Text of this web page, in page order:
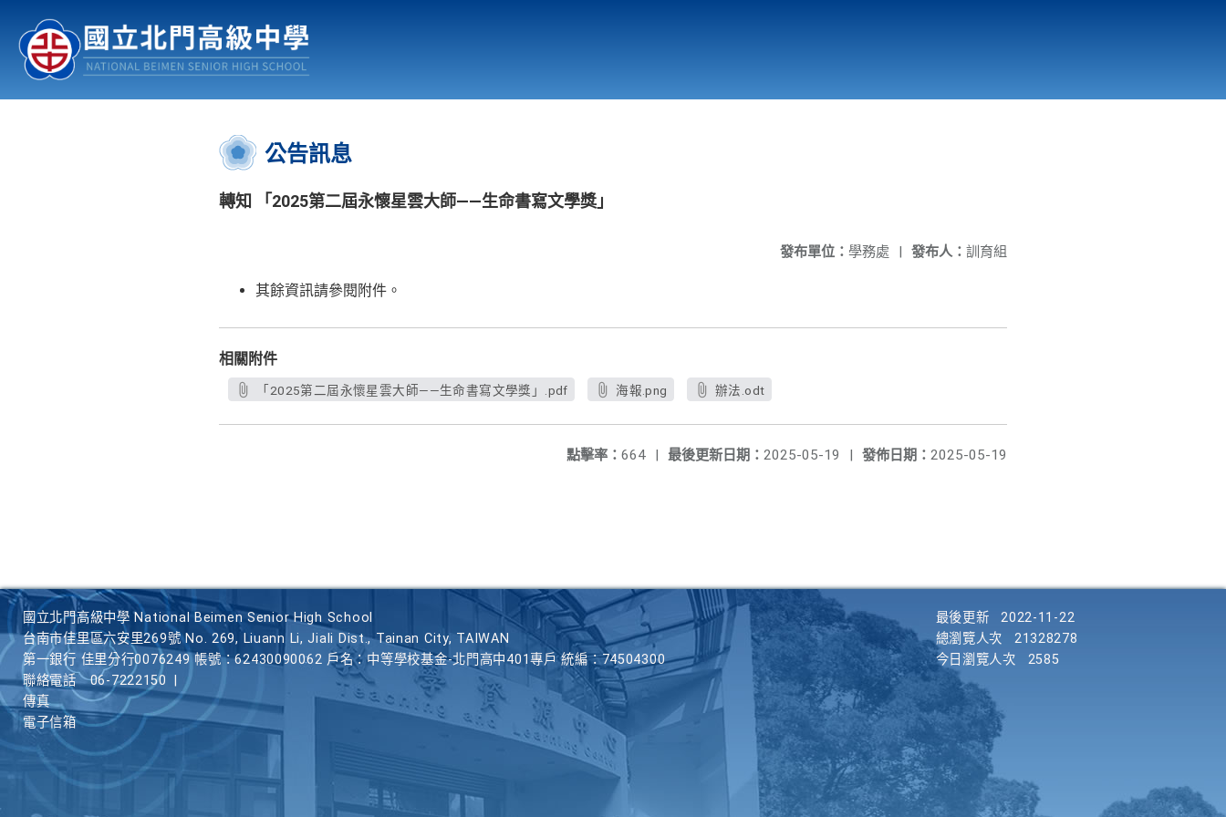
認識北中 行事曆
:::
公告訊息
轉知 「2025第二屆永懷星雲大師——生命書寫文學獎」
發布人： 訓育組
發布單位： 學務處 |
其餘資訊請參閱附件。
相關附件
「2025第二屆永懷星雲大師——生命書寫文學獎」.pdf 海報.png 辦法.odt
發佈日期： 2025-05-19
最後更新日期： 2025-05-19 |
點擊率： 664 |
國立北門高級中學 National Beimen Senior High School
台南市佳里區六安里269號 No. 269, Liuann Li, Jiali Dist., Tainan City, TAIWAN
第一銀行 佳里分行0076249 帳號：62430090062 戶名：中等學校基金-北門高中401專戶 統編：74504300
聯絡電話
06-7222150
傳真
電子信箱
最後更新
2022-11-22
總瀏覽人次
21328278
今日瀏覽人次
2585